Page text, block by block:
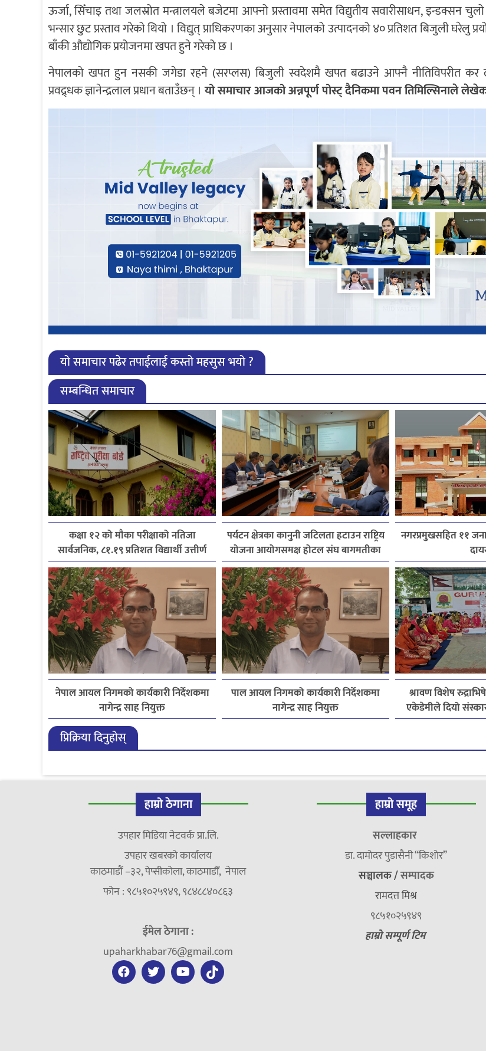
ऊर्जा, सिँचाइ तथा जलस्रोत मन्त्रालयले बजेटमा आफ्नो प्रस्तावमा समेत विद्युतीय सवारीसाधन, इन्डक्सन
भन्सार छुट प्रस्ताव गरेको थियो । विद्युत् प्राधिकरणका अनुसार नेपालको उत्पादनको ४० प्रतिशत बिजुली घरेलु
बाँकी औद्योगिक प्रयोजनमा खपत हुने गरेको छ ।
नेपालको खपत हुन नसकी जगेडा रहने (सरप्लस) बिजुली स्वदेशमै खपत बढाउने आफ्नै नीतिविपरीत कर
प्रवद्र्धक ज्ञानेन्द्रलाल प्रधान बताउँछन् । यो समाचार आजको अन्नपूर्ण पोस्ट् दैनिकमा पवन तिमिल्सिनाले
यो समाचार पढेर तपाईलाई कस्तो महसुस भयो ?
सम्बन्धित समाचार
कक्षा १२ को मौका परीक्षाको नतिजा
सार्वजनिक, ८१.१९ प्रतिशत विद्यार्थी उत्तीर्ण
पर्यटन क्षेत्रका कानुनी जटिलता हटाउन राष्ट्रिय
योजना आयोगसमक्ष होटल संघ बागमतीका
पाँचबुँदे माग
नगरप्रमुखसहित ११
नेपाल आयल निगमको कार्यकारी निर्देशकमा
नागेन्द्र साह नियुक्त
पाल आयल निगमको कार्यकारी निर्देशकमा
नागेन्द्र साह नियुक्त
श्रावण विशेष
एकेडेमीले दियो
प्रिक्रिया दिनुहोस्
हाम्रो ठेगाना
उपहार मिडिया नेटवर्क प्रा.लि.
उपहार खबरको कार्यालय
काठमाडौं –३२, पेप्सीकोला, काठमाडौँ, नेपाल
फोन : ९८५१०२५९४९, ९८४८८४०८६३
ईमेल ठेगाना :
upaharkhabar76@gmail.com
हाम्रो समूह
सल्लाहकार
डा. दामाेदर पुडासैनी “किशाेर”
सञ्चालक /सम्पादक
रामदत्त मिश्र
९८५१०२५९४९
हाम्रो सम्पूर्ण टिम